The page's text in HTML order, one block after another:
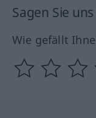
Sagen Sie
Wie gefällt